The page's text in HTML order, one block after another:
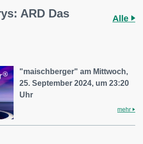
ARD Das
Alle
"maischberger" am Mittwoch,
25. September 2024, um 23:20
Uhr
mehr